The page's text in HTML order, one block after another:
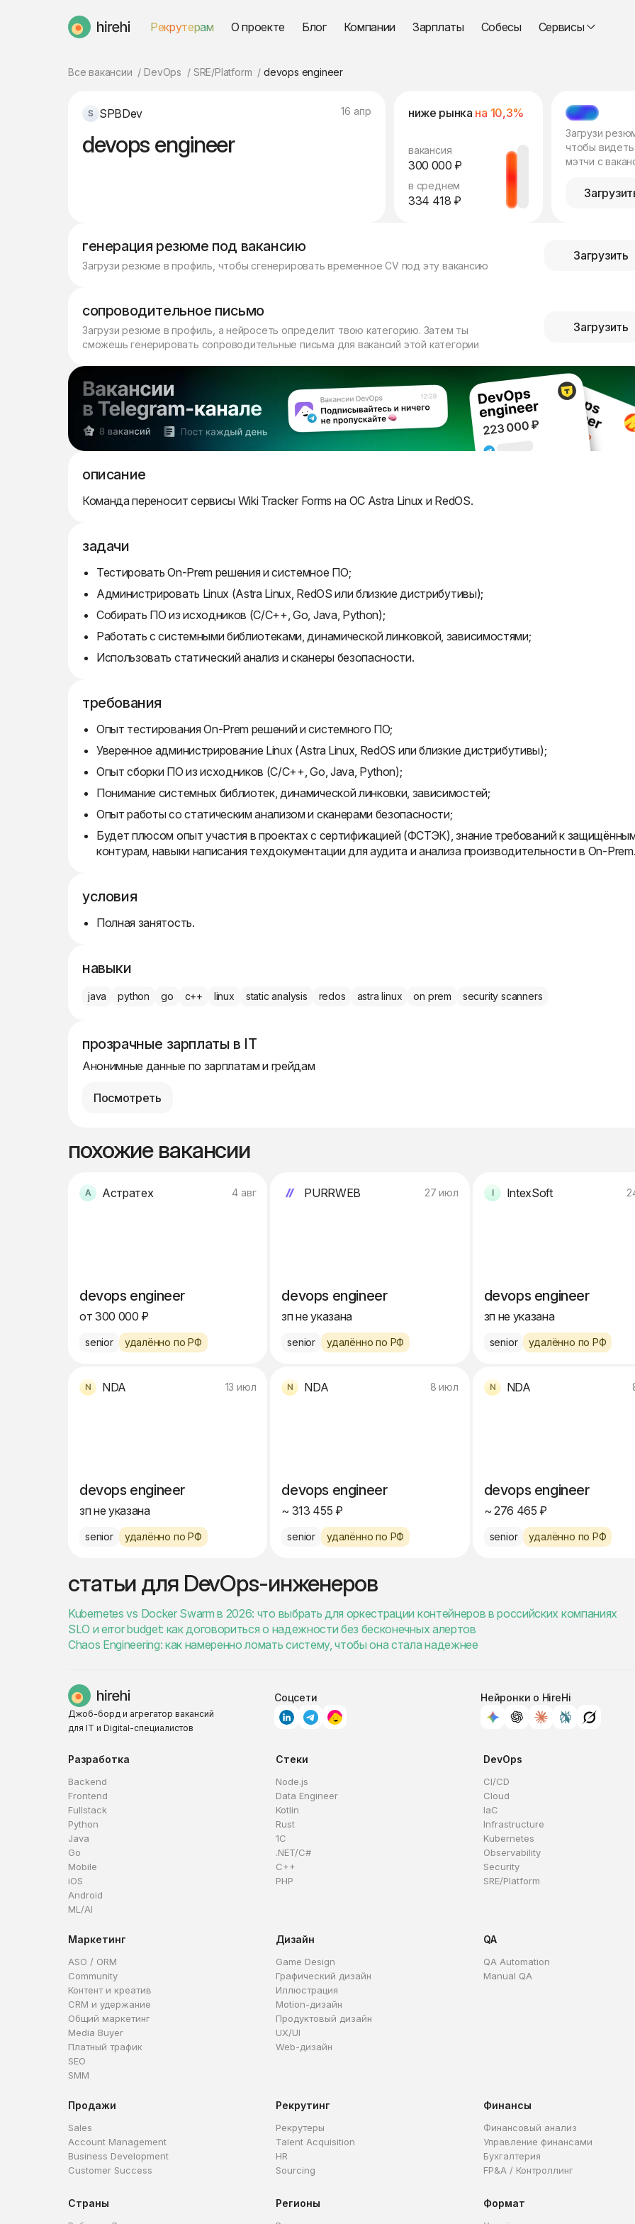
HireHi Рекрутерам О проекте Блог Компании Зарплаты Собесы Сервисы
Все вакансии DevOps SRE/Platform devops engineer
SPBDev 16 апр
devops engineer
ниже рынка на 10,3%
вакансия
300 000 ₽
в среднем
334 418 ₽
МЭТЧ
Загрузи
чтобы видеть
мэтчи с
генерация резюме под вакансию
Загрузи резюме в профиль, чтобы сгенерировать временное CV под эту вакансию
Загрузить
сопроводительное письмо
Загрузи резюме в профиль, а нейросеть определит твою категорию. Затем ты
сможешь генерировать сопроводительные письма для вакансий этой категории
Загрузить
описание
Команда переносит сервисы Wiki Tracker Forms на ОС Astra Linux и RedOS.
задачи
Тестировать On-Prem решения и системное ПО;
Администрировать Linux (Astra Linux, RedOS или близкие дистрибутивы);
Собирать ПО из исходников (C/C++, Go, Java, Python);
Работать с системными библиотеками, динамической линковкой, зависимостями;
Использовать статический анализ и сканеры безопасности.
требования
Опыт тестирования On-Prem решений и системного ПО;
Уверенное администрирование Linux (Astra Linux, RedOS или близкие дистрибутивы);
Опыт сборки ПО из исходников (C/C++, Go, Java, Python);
Понимание системных библиотек, динамической линковки, зависимостей;
Опыт работы со статическим анализом и сканерами безопасности;
Будет плюсом опыт участия в проектах с сертификацией (ФСТЭК), знание требований к
контурам, навыки написания техдокументации для аудита и анализа производительности в On-
условия
Полная занятость.
навыки
java python go c++ linux static analysis redos astra linux on prem security scanners
прозрачные зарплаты в IT
Анонимные данные по зарплатам и грейдам
Посмотреть
похожие вакансии
Астратех 4 авг
devops engineer
от 300 000 ₽
senior удалённо по РФ
PURRWEB 27 июл
devops engineer
зп не указана
senior удалённо по РФ
IntexSoft
devops engineer
зп не указана
senior удалённо по РФ
NDA 13 июл
devops engineer
зп не указана
senior удалённо по РФ
NDA 8 июл
devops engineer
~ 313 455 ₽
senior удалённо по РФ
NDA
devops engineer
~ 276 465 ₽
senior удалённо по РФ
статьи для DevOps-инженеров
Kubernetes vs Docker Swarm в 2026: что выбрать для оркестрации контейнеров в российских компаниях
SLO и error budget: как договориться о надежности без бесконечных алертов
Chaos Engineering: как намеренно ломать систему, чтобы она стала надежнее
Джоб-борд и агрегатор вакансий
для IT и Digital-специалистов
Соцсети Нейронки о HireHi
Разработка
Backend
Frontend
Fullstack
Python
Java
Go
Mobile
iOS
Android
ML/AI
Стеки
Node.js
Data Engineer
Kotlin
Rust
1C
.NET/C#
C++
PHP
DevOps
CI/CD
Cloud
IaC
Infrastructure
Kubernetes
Observability
Security
SRE/Platform
Маркетинг
ASO / ORM
Community
Контент и креатив
CRM и удержание
Общий маркетинг
Media Buyer
Платный трафик
SEO
SMM
Дизайн
Game Design
Графический дизайн
Иллюстрация
Motion-дизайн
Продуктовый дизайн
UX/UI
Web-дизайн
QA
QA Automation
Manual QA
Продажи
Sales
Account Management
Business Development
Customer Success
Рекрутинг
Рекрутеры
Talent Acquisition
HR
Sourcing
Финансы
Финансовый анализ
Управление финансами
Бухгалтерия
FP&A / Контроллинг
Страны Регионы Формат